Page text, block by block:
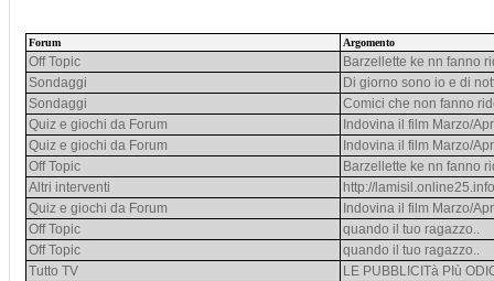
Forum Argomento
Off Topic
Barzellette ke nn fanno
Sondaggi
Di giorno sono io e di
Sondaggi
Comici che non fanno
Quiz e giochi da Forum
Indovina il film Marzo/
Quiz e giochi da Forum
Indovina il film Marzo/
Off Topic
Barzellette ke nn fanno
Altri interventi
http://
Quiz e giochi da Forum
Indovina il film Marzo/
Off Topic
quando il tuo ragazzo..
Off Topic
quando il tuo ragazzo..
Tutto TV
LE PUBBLICITà PIù